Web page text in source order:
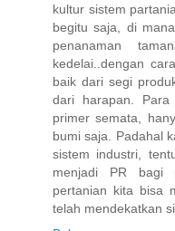
kultur sistem
begitu saja, di
penanaman
kedelai..dengan
baik dari segi
dari harapan.
primer semata,
bumi saja. Padahal
sistem industri,
menjadi PR bagi
pertanian kita bisa
telah mendekatkan